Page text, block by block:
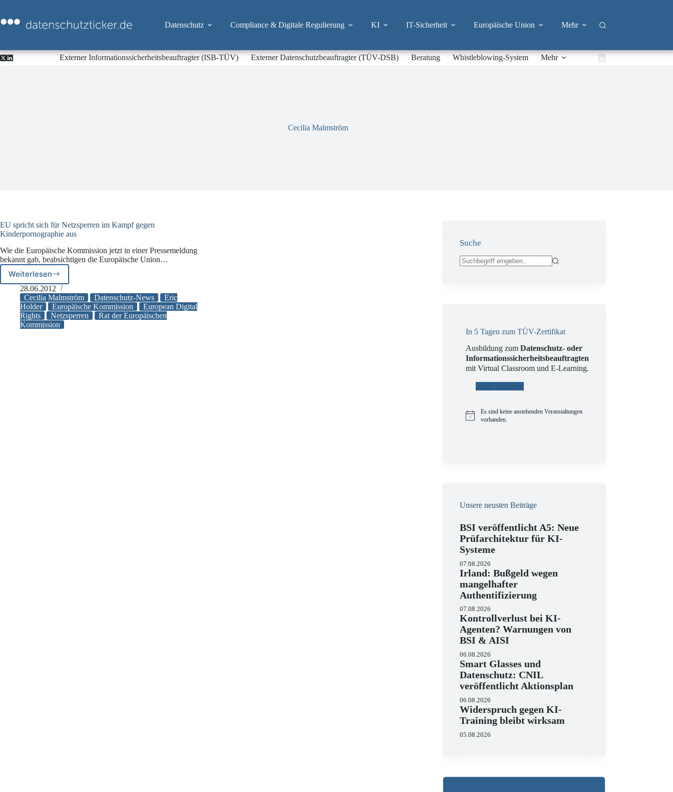
springen
Datenschutz Compliance & Digitale Regulierung KI IT-Sicherheit Europäische Union Mehr
Externer Informationssicherheitsbeauftragter (ISB-TÜV) Externer Datenschutzbeauftragter (TÜV-DSB) Beratung Whistleblowing-System Mehr Warenkorb
Cecilia Malmström
EU spricht sich für Netzsperren im Kampf gegen
Kinderpornographie aus
Wie die Europäische Kommission jetzt in einer Pressemeldung
bekannt gab, beabsichtigen die Europäische Union…
Weiterlesen
EU
spricht
sich
für
Netzsperren
im
28.06.2012
Cecilia Malmström
Datenschutz-News
Eric
Holder
Europäische Kommission
European Digital
Rights
Netzsperren
Rat der Europäischen
Kommission
Suche
In 5 Tagen zum TÜV-Zertifikat
Ausbildung zumDatenschutz- oder
Informationssicherheitsbeauftragten
mit Virtual Classroom und E-Learning.
Jetzt buchen!
H
Es sind keine anstehenden Veranstaltungen
vorhanden.
Unsere neusten Beiträge
BSI veröffentlicht A5: Neue
Prüfarchitektur für KI-
Systeme
07.08.2026
Irland: Bußgeld wegen
mangelhafter
Authentifizierung
07.08.2026
Kontrollverlust bei KI-
Agenten? Warnungen von
BSI & AISI
06.08.2026
Smart Glasses und
Datenschutz: CNIL
veröffentlicht Aktionsplan
06.08.2026
Widerspruch gegen KI-
Training bleibt wirksam
05.08.2026